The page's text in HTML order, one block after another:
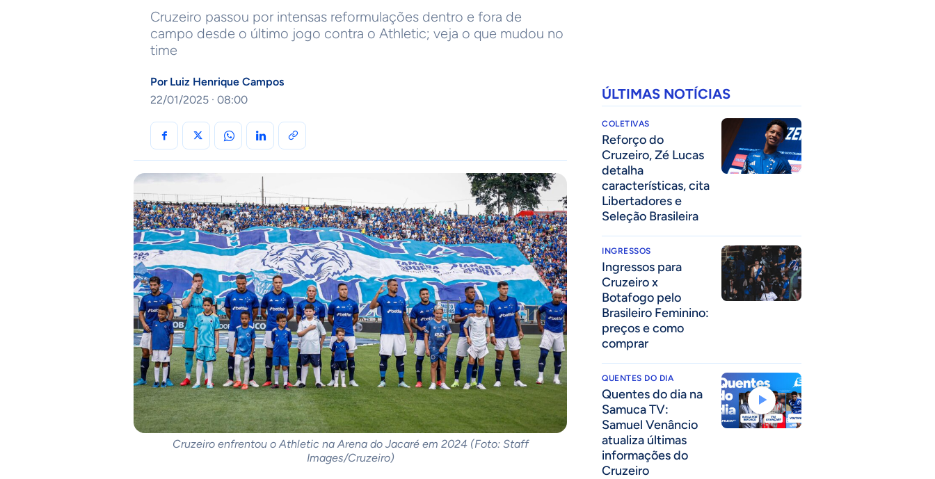
Cruzeiro passou por intensas reformulações dentro e fora de
campo desde o último jogo contra o Athletic; veja o que mudou no
time
Por Luiz Henrique Campos
22/01/2025 · 08:00
Cruzeiro enfrentou o Athletic na Arena do Jacaré em 2024 (Foto: Staff
Images/Cruzeiro)
ÚLTIMAS NOTÍCIAS
COLETIVAS
⁠Reforço do
Cruzeiro, Zé Lucas
detalha
características, cita
Libertadores e
Seleção Brasileira
INGRESSOS
Ingressos para
Cruzeiro x
Botafogo pelo
Brasileiro Feminino:
preços e como
comprar
QUENTES DO DIA
Quentes do dia na
Samuca TV:
Samuel Venâncio
atualiza últimas
informações do
Cruzeiro